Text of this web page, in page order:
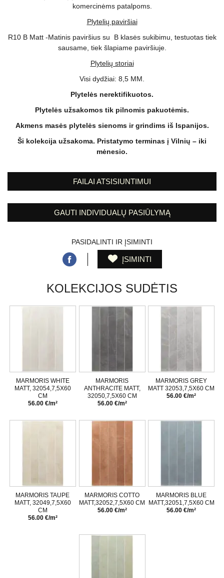
komercinėms patalpoms.
Plytelių paviršiai
R10 B Matt -Matinis paviršius su B klasės sukibimu, testuotas tiek
sausame, tiek šlapiame paviršiuje.
Plytelių storiai
Visi dydžiai: 8,5 MM.
Plytelės nerektifikuotos.
Plytelės užsakomos tik pilnomis pakuotėmis.
Akmens masės plytelės sienoms ir grindims iš Ispanijos.
Ši kolekcija užsakoma. Pristatymo terminas į Vilnių – iki
mėnesio.
FAILAI ATSISIUNTIMUI
GAUTI INDIVIDUALŲ PASIŪLYMĄ
PASIDALINTI IR ĮSIMINTI
ĮSIMINTI
KOLEKCIJOS SUDĖTIS
MARMORIS WHITE
MATT, 32054,7,5X60
CM
56.00 €/m²
MARMORIS
ANTHRACITE MATT,
32050,7,5X60 CM
56.00 €/m²
MARMORIS GREY
MATT 32053,7,5X60 CM
56.00 €/m²
MARMORIS TAUPE
MATT, 32049,7,5X60
CM
56.00 €/m²
MARMORIS COTTO
MATT,32052,7,5X60 CM
56.00 €/m²
MARMORIS BLUE
MATT,32051,7,5X60 CM
56.00 €/m²